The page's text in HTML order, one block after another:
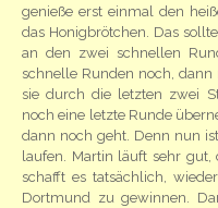
genieße erst einmal den
das Honigbrötchen. Das
an den zwei schnellen
schnelle Runden noch,
sie durch die letzten zwei
noch eine letzte Runde
dann noch geht. Denn nun
laufen. Martin läuft sehr
schafft es tatsächlich,
Dortmund zu gewinnen.